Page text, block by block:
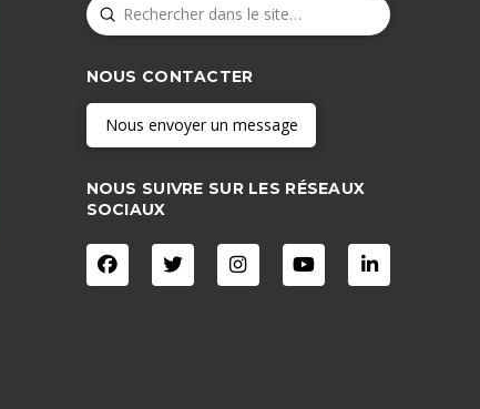
Search
Submit
NOUS CONTACTER
Nous envoyer un message
NOUS SUIVRE SUR LES RÉSEAUX
SOCIAUX